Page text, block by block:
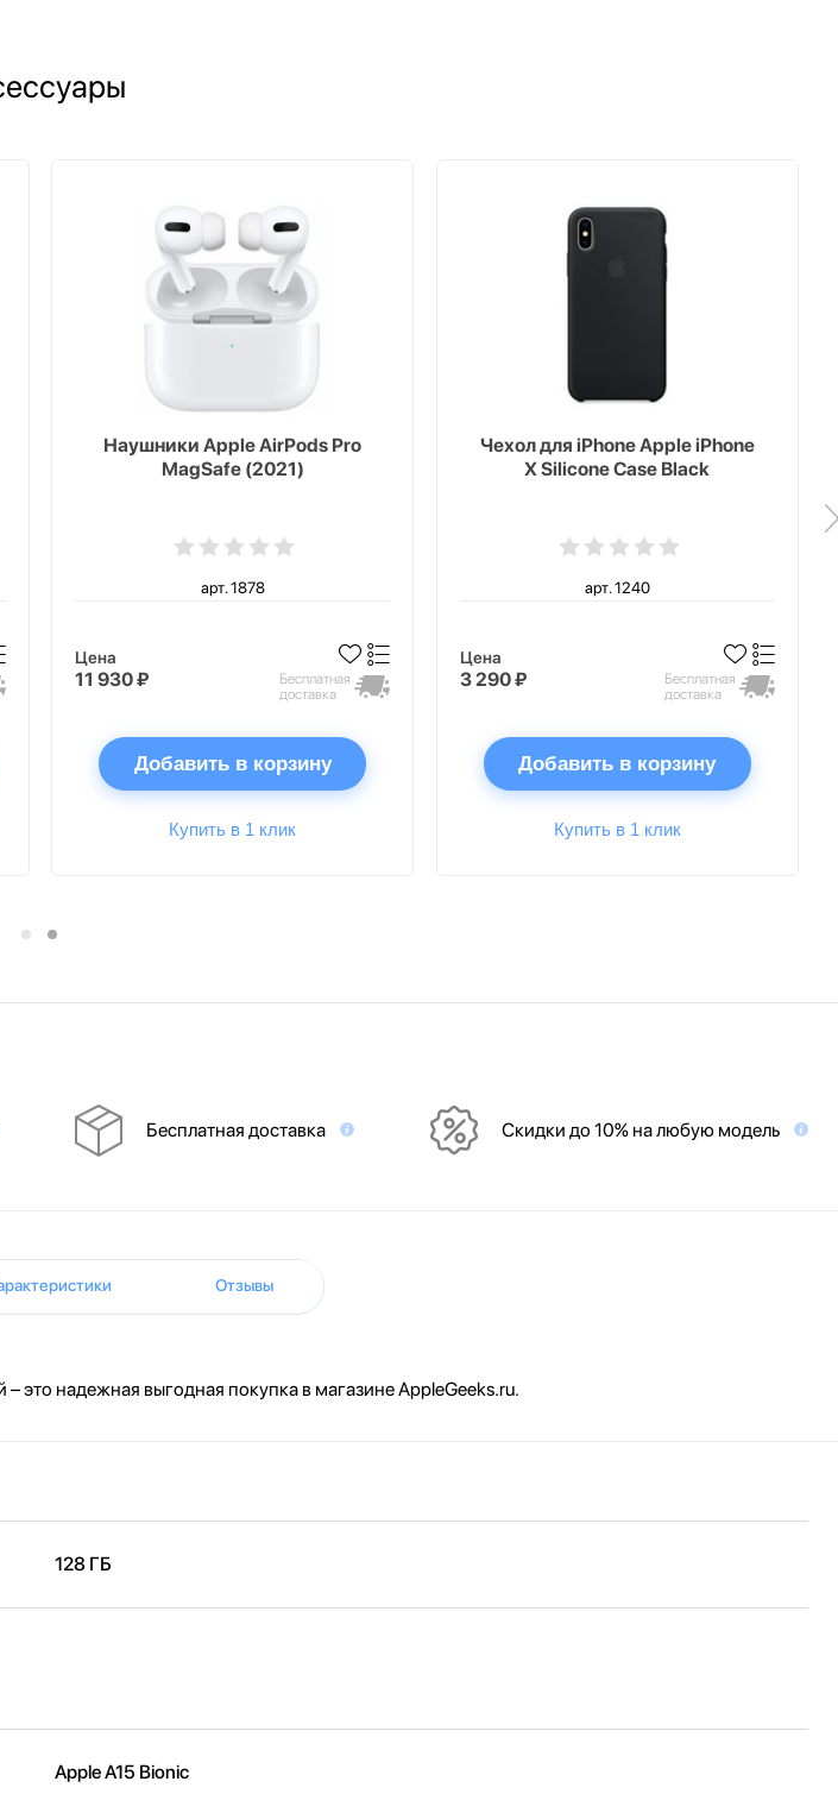
Наушники Apple AirPods Pro
MagSafe (2021)
арт. 1878
Цена
11 930 ₽
Бесплатная
доставка
Добавить в корзину
Купить в 1 клик
Чехол для iPhone Apple iPhone
X Silicone Case Black
арт. 1240
Цена
3 290 ₽
Бесплатная
доставка
Добавить в корзину
Купить в 1 клик
Бесплатная доставка Скидки до 10% на любую модель
Отзывы
надежная выгодная покупка в магазине AppleGeeks.ru.
128 ГБ
Apple A15 Bionic